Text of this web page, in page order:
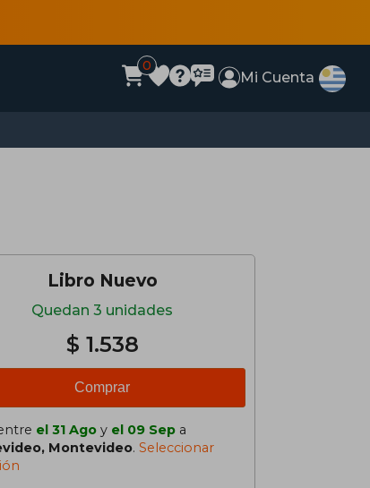
0
Mi Cuenta
Libro Nuevo
Quedan 3 unidades
$ 1.538
Comprar
el 31 Ago y el 09 Sep a
Montevideo. Seleccionar